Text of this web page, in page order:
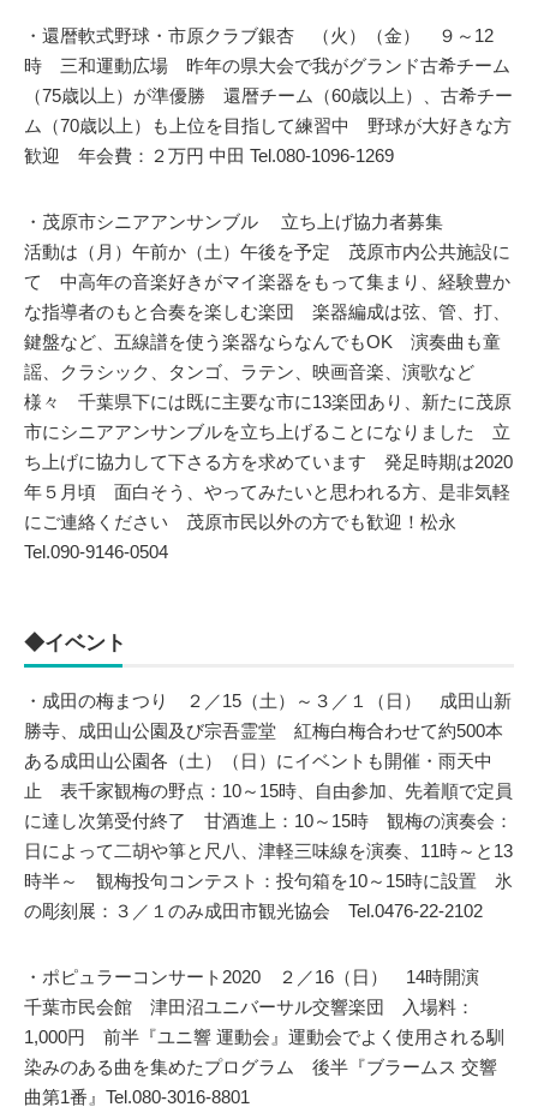
・還暦軟式野球・市原クラブ銀杏 （火）（金） ９～12
時 三和運動広場 昨年の県大会で我がグランド古希チーム
（75歳以上）が準優勝 還暦チーム（60歳以上）、古希チー
ム（70歳以上）も上位を目指して練習中 野球が大好きな方
歓迎 年会費：２万円 中田 Tel.080-1096-1269
・茂原市シニアアンサンブル 立ち上げ協力者募集
活動は（月）午前か（土）午後を予定 茂原市内公共施設に
て 中高年の音楽好きがマイ楽器をもって集まり、経験豊か
な指導者のもと合奏を楽しむ楽団 楽器編成は弦、管、打、
鍵盤など、五線譜を使う楽器ならなんでもOK 演奏曲も童
謡、クラシック、タンゴ、ラテン、映画音楽、演歌など
様々 千葉県下には既に主要な市に13楽団あり、新たに茂原
市にシニアアンサンブルを立ち上げることになりました 立
ち上げに協力して下さる方を求めています 発足時期は2020
年５月頃 面白そう、やってみたいと思われる方、是非気軽
にご連絡ください 茂原市民以外の方でも歓迎！松永
Tel.090-9146-0504
◆イベント
・成田の梅まつり ２／15（土）～３／１（日） 成田山新
勝寺、成田山公園及び宗吾霊堂 紅梅白梅合わせて約500本
ある成田山公園各（土）（日）にイベントも開催・雨天中
止 表千家観梅の野点：10～15時、自由参加、先着順で定員
に達し次第受付終了 甘酒進上：10～15時 観梅の演奏会：
日によって二胡や箏と尺八、津軽三味線を演奏、11時～と13
時半～ 観梅投句コンテスト：投句箱を10～15時に設置 氷
の彫刻展：３／１のみ成田市観光協会 Tel.0476-22-2102
・ポピュラーコンサート2020 ２／16（日） 14時開演
千葉市民会館 津田沼ユニバーサル交響楽団 入場料：
1,000円 前半『ユニ響 運動会』運動会でよく使用される馴
染みのある曲を集めたプログラム 後半『ブラームス 交響
曲第1番』Tel.080-3016-8801